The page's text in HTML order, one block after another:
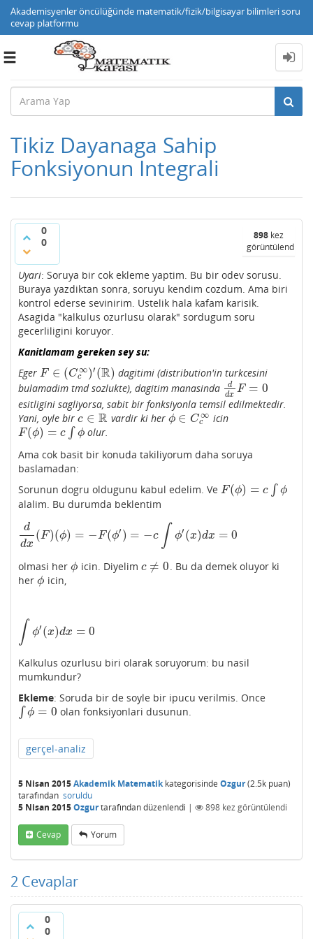
Akademisyenler öncülüğünde matematik/fizik/bilgisayar bilimleri soru
cevap platformu
Toggle
Tikiz Dayanaga Sahip
Fonksiyonun Integrali
0
0
898 kez
görüntülendi
Uyari: Soruya bir cok ekleme yaptim. Bu bir odev sorusu.
Buraya yazdiktan sonra, soruyu kendim cozdum. Ama biri
kontrol ederse sevinirim. Ustelik hala kafam karisik.
Asagida "kalkulus ozurlusu olarak" sordugum soru
gecerliligini koruyor.
Kanitlamam gereken sey su:
Eger F ∈ (C∞
c )′ (R)
F∈ (C c∞)′(R)
dagitimi (distribution'in turkcesini
bulamadim tmd sozlukte), dagitim manasinda
d
dx
F = 0
ddxF=0
esitligini sagliyorsa, sabit bir fonksiyonla temsil edilmektedir.
Yani, oyle bir c ∈ R
c∈R vardir ki her ϕ ∈ C∞
c
ϕ∈C c∞ icin
F(ϕ) = c ∫ ϕ
F(ϕ)=c ϕ
olur.
Ama cok basit bir konuda takiliyorum daha soruya
baslamadan:
Sorunun dogru oldugunu kabul edelim. Ve F(ϕ) = c ∫ ϕ
F(ϕ)=c ϕ
alalim. Bu durumda beklentim
d
dx
(F )(ϕ) = −F(ϕ′ ) = −c ∫ ϕ′ (x)dx = 0
d dx( F)(ϕ)=−F(ϕ )=− c∫ϕ′ x) dx=0
olmasi her ϕ
ϕ icin. Diyelim c ≠ 0
c≠0
. Bu da demek oluyor ki
her ϕ
ϕ icin,
∫ ϕ′ (x)dx = 0
∫ϕ′(x)dx= 0
Kalkulus ozurlusu biri olarak soruyorum: bu nasil
mumkundur?
Ekleme: Soruda bir de soyle bir ipucu verilmis. Once
∫ ϕ = 0
∫ϕ =0 olan fonksiyonlari dusunun.
gerçel-analiz
5 Nisan 2015Akademik Matematikkategorisinde Ozgur(2.5k puan)
tarafından soruldu
5 Nisan 2015Ozgurtarafındandüzenlendi | 898 kez görüntülendi
Cevap Yorum
2 Cevaplar
0
0